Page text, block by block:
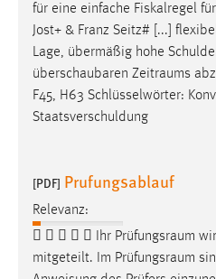
für eine einfache Fiskalregel
Jost+ & Franz Seitz# [...]
Lage, übermäßig hohe
überschaubaren Zeitraums
F45, H63 Schlüsselwörter:
Staatsverschuldung
[PDF] Prufungsablauf
Relevanz:
     Ihr Prüfungsraum
mitgeteilt. Im Prüfungsraum